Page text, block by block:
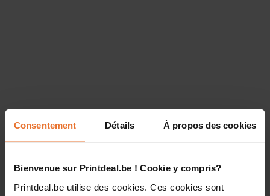
Consentement Détails À propos des cookies
Bienvenue sur Printdeal.be ! Cookie y compris?
Printdeal.be utilise des cookies. Ces cookies sont